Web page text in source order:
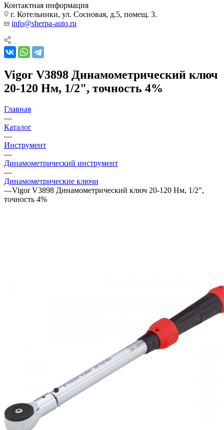
Контактная информация
г. Котельники, ул. Сосновая, д.5, помещ. 3.
info@sherpa-auto.ru
Vigor V3898 Динамометрический ключ
20-120 Нм, 1/2", точность 4%
Главная
—
Каталог
—
Инструмент
—
Динамометрический инструмент
—
Динамометрические ключи
—Vigor V3898 Динамометрический ключ 20-120 Нм, 1/2",
точность 4%